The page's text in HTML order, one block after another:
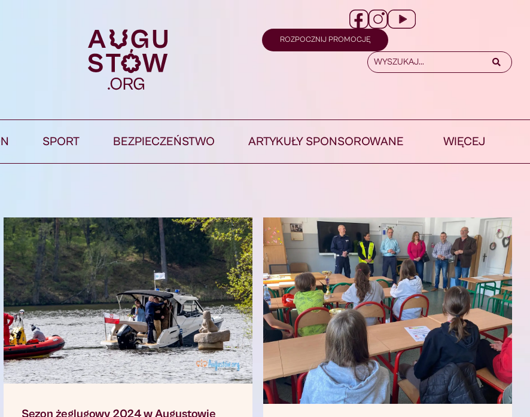
ROZPOCZNIJ PROMOCJĘ
SPORT BEZPIECZEŃSTWO ARTYKUŁY SPONSOROWANE WIĘCEJ
Sezon żeglugowy 2024 w Augustowie